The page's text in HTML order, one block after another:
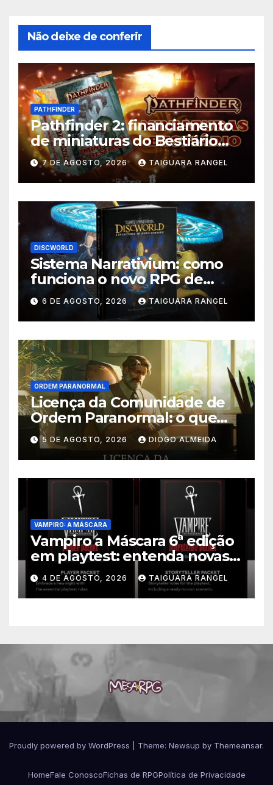
Não deixe de conferir
PATHFINDER
Pathfinder 2: financiamento
de miniaturas do Bestiário
supera meta no Catarse
7 DE AGOSTO, 2026 TAIGUARA RANGEL
DISCWORLD
Sistema Narrativium: como
funciona o novo RPG de
Discworld
6 DE AGOSTO, 2026 TAIGUARA RANGEL
ORDEM PARANORMAL
Licença da Comunidade de
Ordem Paranormal: o que
muda nos direitos autorais
5 DE AGOSTO, 2026 DIOGO ALMEIDA
VAMPIRO: A MÁSCARA
Vampiro a Máscara 6ª edição
em playtest: entenda novas
regras
4 DE AGOSTO, 2026 TAIGUARA RANGEL
Proudly powered by WordPress Theme: Newsup by Themeansar.
HomeFale ConoscoFichas de RPGPolítica de Privacidade